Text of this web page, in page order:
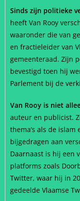
Sinds zijn politieke
heeft Van Rooy
waaronder die van
en fractieleider van
gemeenteraad. Zijn
bevestigd toen hij
Parlement bij de
Van Rooy is niet
auteur en publicist.
thema’s als de
bijgedragen aan
Daarnaast is hij een
platforms zoals
Twitter, waar hij in
gedeelde Vlaamse